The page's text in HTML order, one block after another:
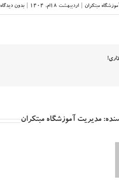
مبتکران اردیبهشت ۱۸ام, ۱۴۰۴ بدون دیدگاه
مدیریت آموزشگاه مبتکران